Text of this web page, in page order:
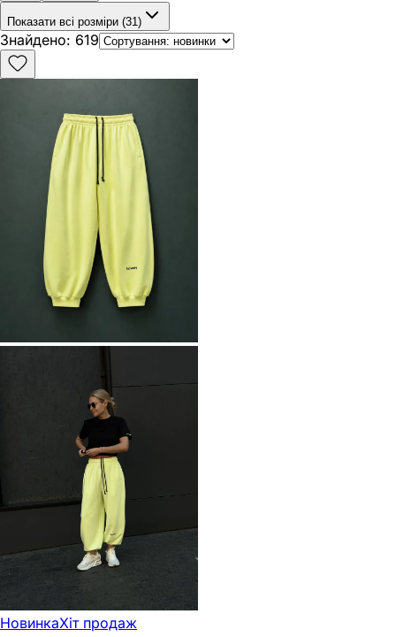
Показати всі розміри (31)
Знайдено: 619
НовинкаХіт продаж